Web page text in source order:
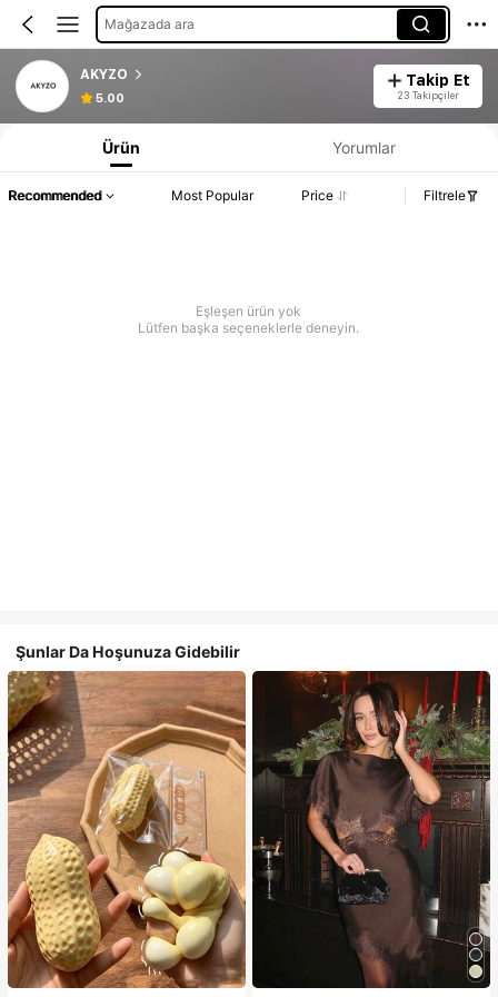
Mağazada ara
AKYZO
5.00
Takip Et
23 Takipçiler
Ürün Yorumlar
Recommended Most Popular Price Filtrele
Eşleşen ürün yok
Lütfen başka seçeneklerle deneyin.
Şunlar Da Hoşunuza Gidebilir